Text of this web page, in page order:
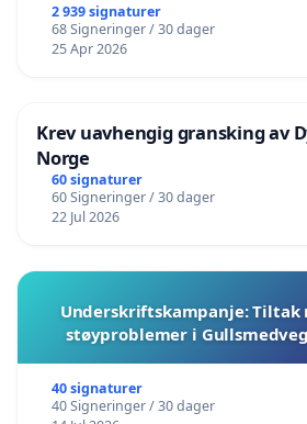
2 939 signaturer
68 Signeringer / 30 dager
25 Apr 2026
Krev uavhengig gransking av
Norge
60 signaturer
60 Signeringer / 30 dager
22 Jul 2026
Underskriftskampanje:
støyproblemer i
40 signaturer
40 Signeringer / 30 dager